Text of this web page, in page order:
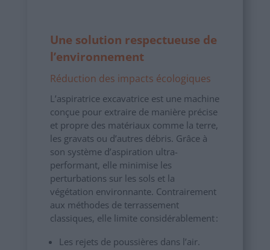
Une solution respectueuse de
l’environnement
Réduction des impacts écologiques
L’aspiratrice excavatrice est une machine
conçue pour extraire de manière précise
et propre des matériaux comme la terre,
les gravats ou d’autres débris. Grâce à
son système d’aspiration ultra-
performant, elle minimise les
perturbations sur les sols et la
végétation environnante. Contrairement
aux méthodes de terrassement
classiques, elle limite considérablement :
Les rejets de poussières dans l’air.